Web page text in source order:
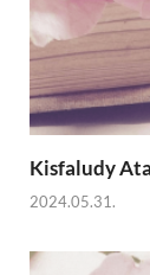
Kisfaludy
2024.05.31.